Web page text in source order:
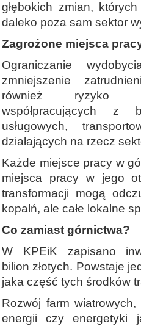
głębokich zmian,
daleko poza sam sektor
Zagrożone miejsca
Ograniczanie
zmniejszenie
również ryzyko
współpracujących z
usługowych,
działających na rzecz
Każde miejsce pracy w
miejsca pracy w jego
transformacji mogą
kopalń, ale całe lokalne
Co zamiast górnictwa?
W KPEiK zapisano
bilion złotych. Powstaje
jaka część tych środków
Rozwój farm
energii czy energetyki